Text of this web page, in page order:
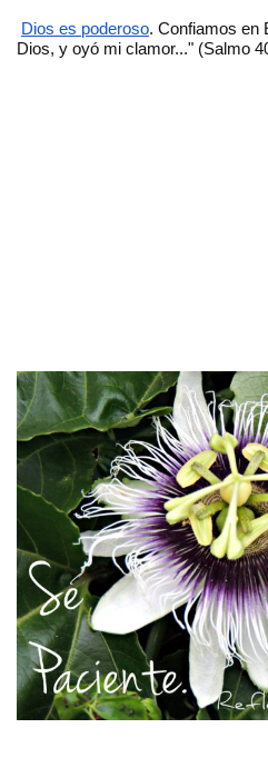
Dios es poderoso. Confiamos en
Dios, y oyó mi clamor..." (Salmo